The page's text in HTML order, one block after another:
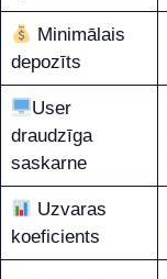
Minimālais
depozīts
User
draudzīga
saskarne
Uzvaras
koeficients